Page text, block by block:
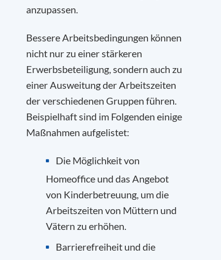
anzupassen.
Bessere Arbeitsbedingungen können
nicht nur zu einer stärkeren
Erwerbsbeteiligung, sondern auch zu
einer Ausweitung der Arbeitszeiten
der verschiedenen Gruppen führen.
Beispielhaft sind im Folgenden einige
Maßnahmen aufgelistet:
Die Möglichkeit von
Homeoffice und das Angebot
von Kinderbetreuung, um die
Arbeitszeiten von Müttern und
Vätern zu erhöhen.
Barrierefreiheit und die